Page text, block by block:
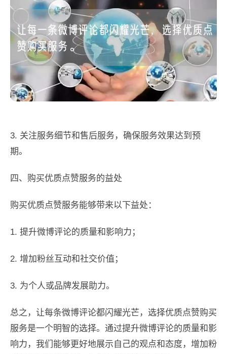
3. 关注服务细节和售后服务，确保服务效果达到预
期。
四、购买优质点赞服务的益处
购买优质点赞服务能够带来以下益处：
1. 提升微博评论的质量和影响力；
2. 增加粉丝互动和社交价值；
3. 为个人或品牌发展助力。
总之，让每条微博评论都闪耀光芒，选择优质点赞购买
服务是一个明智的选择。通过提升微博评论的质量和影
响力，我们能够更好地展示自己的观点和态度，增加粉